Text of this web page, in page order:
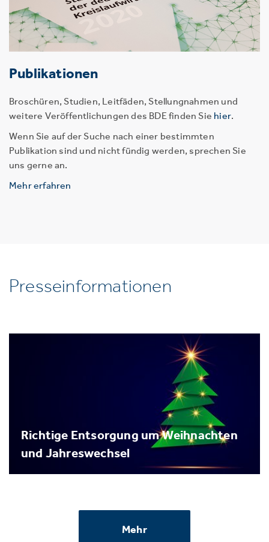
Publikationen
Broschüren, Studien, Leitfäden, Stellungnahmen und
weitere Veröffentlichungen des BDE finden Sie hier.
Wenn Sie auf der Suche nach einer bestimmten
Publikation sind und nicht fündig werden, sprechen Sie
uns gerne an.
Mehr erfahren
Presseinformationen
Richtige Entsorgung um Weihnachten
und Jahreswechsel
Mehr